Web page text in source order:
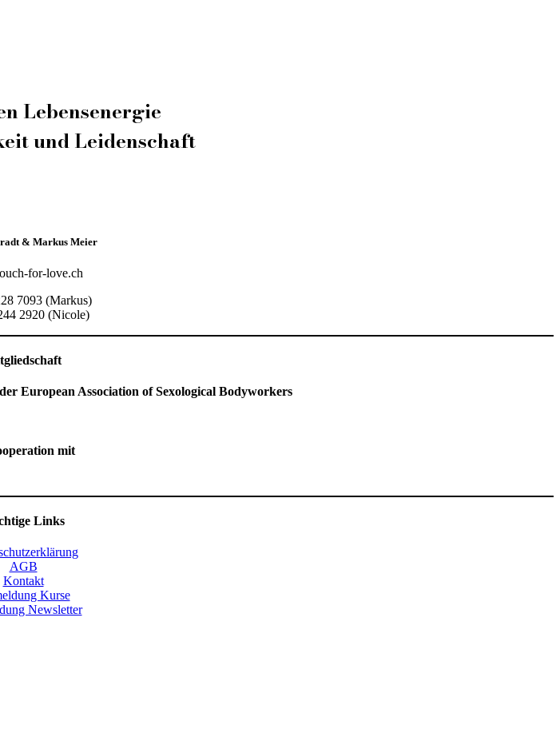
Lebensenergie
und Leidenschaft
& Markus Meier
for-love.ch
7093 (Markus)
2920 (Nicole)
der European Association of Sexological Bodyworkers
mit
Links
AGB
Kontakt
Kurse
Newsletter